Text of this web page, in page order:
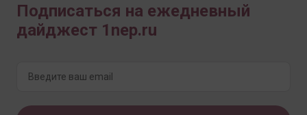
Подписаться на ежедневный
дайджест 1nep.ru